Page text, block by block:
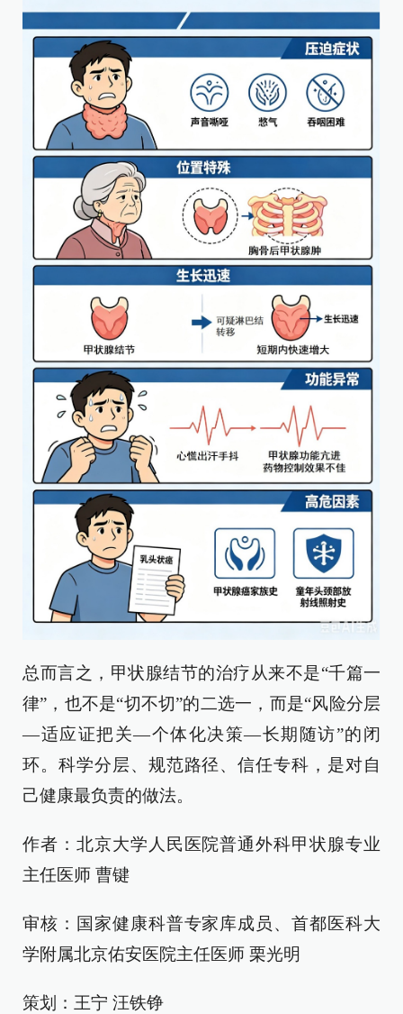
总而言之，甲状腺结节的治疗从来不是“千篇一
律”，也不是“切不切”的二选一，而是“风险分层
—适应证把关—个体化决策—长期随访”的闭
环。科学分层、规范路径、信任专科，是对自
己健康最负责的做法。
作者：北京大学人民医院普通外科甲状腺专业
主任医师 曹键
审核：国家健康科普专家库成员、首都医科大
学附属北京佑安医院主任医师 栗光明
策划：王宁 汪铁铮